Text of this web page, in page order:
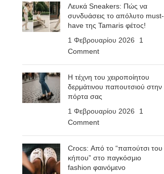
Λευκά Sneakers: Πώς να
συνδυάσεις το απόλυτο must-
have της Tamaris φέτος!
1 Φεβρουαρίου 2026
1
Comment
Η τέχνη του χειροποίητου
δερμάτινου παπουτσιού στην
πόρτα σας
1 Φεβρουαρίου 2026
1
Comment
Crocs: Από το “παπούτσι του
κήπου” στο παγκόσμιο
fashion φαινόμενο